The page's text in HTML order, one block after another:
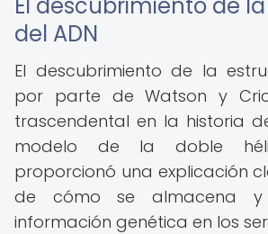
del ADN
El descubrimiento de la
por parte de Watson y
trascendental en la historia
modelo de la doble
proporcionó una explicación
de cómo se almacena y
información genética en los